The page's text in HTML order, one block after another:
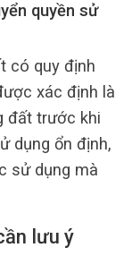
quyền sử
có quy định
xác định là
đất trước khi
dụng ổn định,
sử dụng mà
lưu ý